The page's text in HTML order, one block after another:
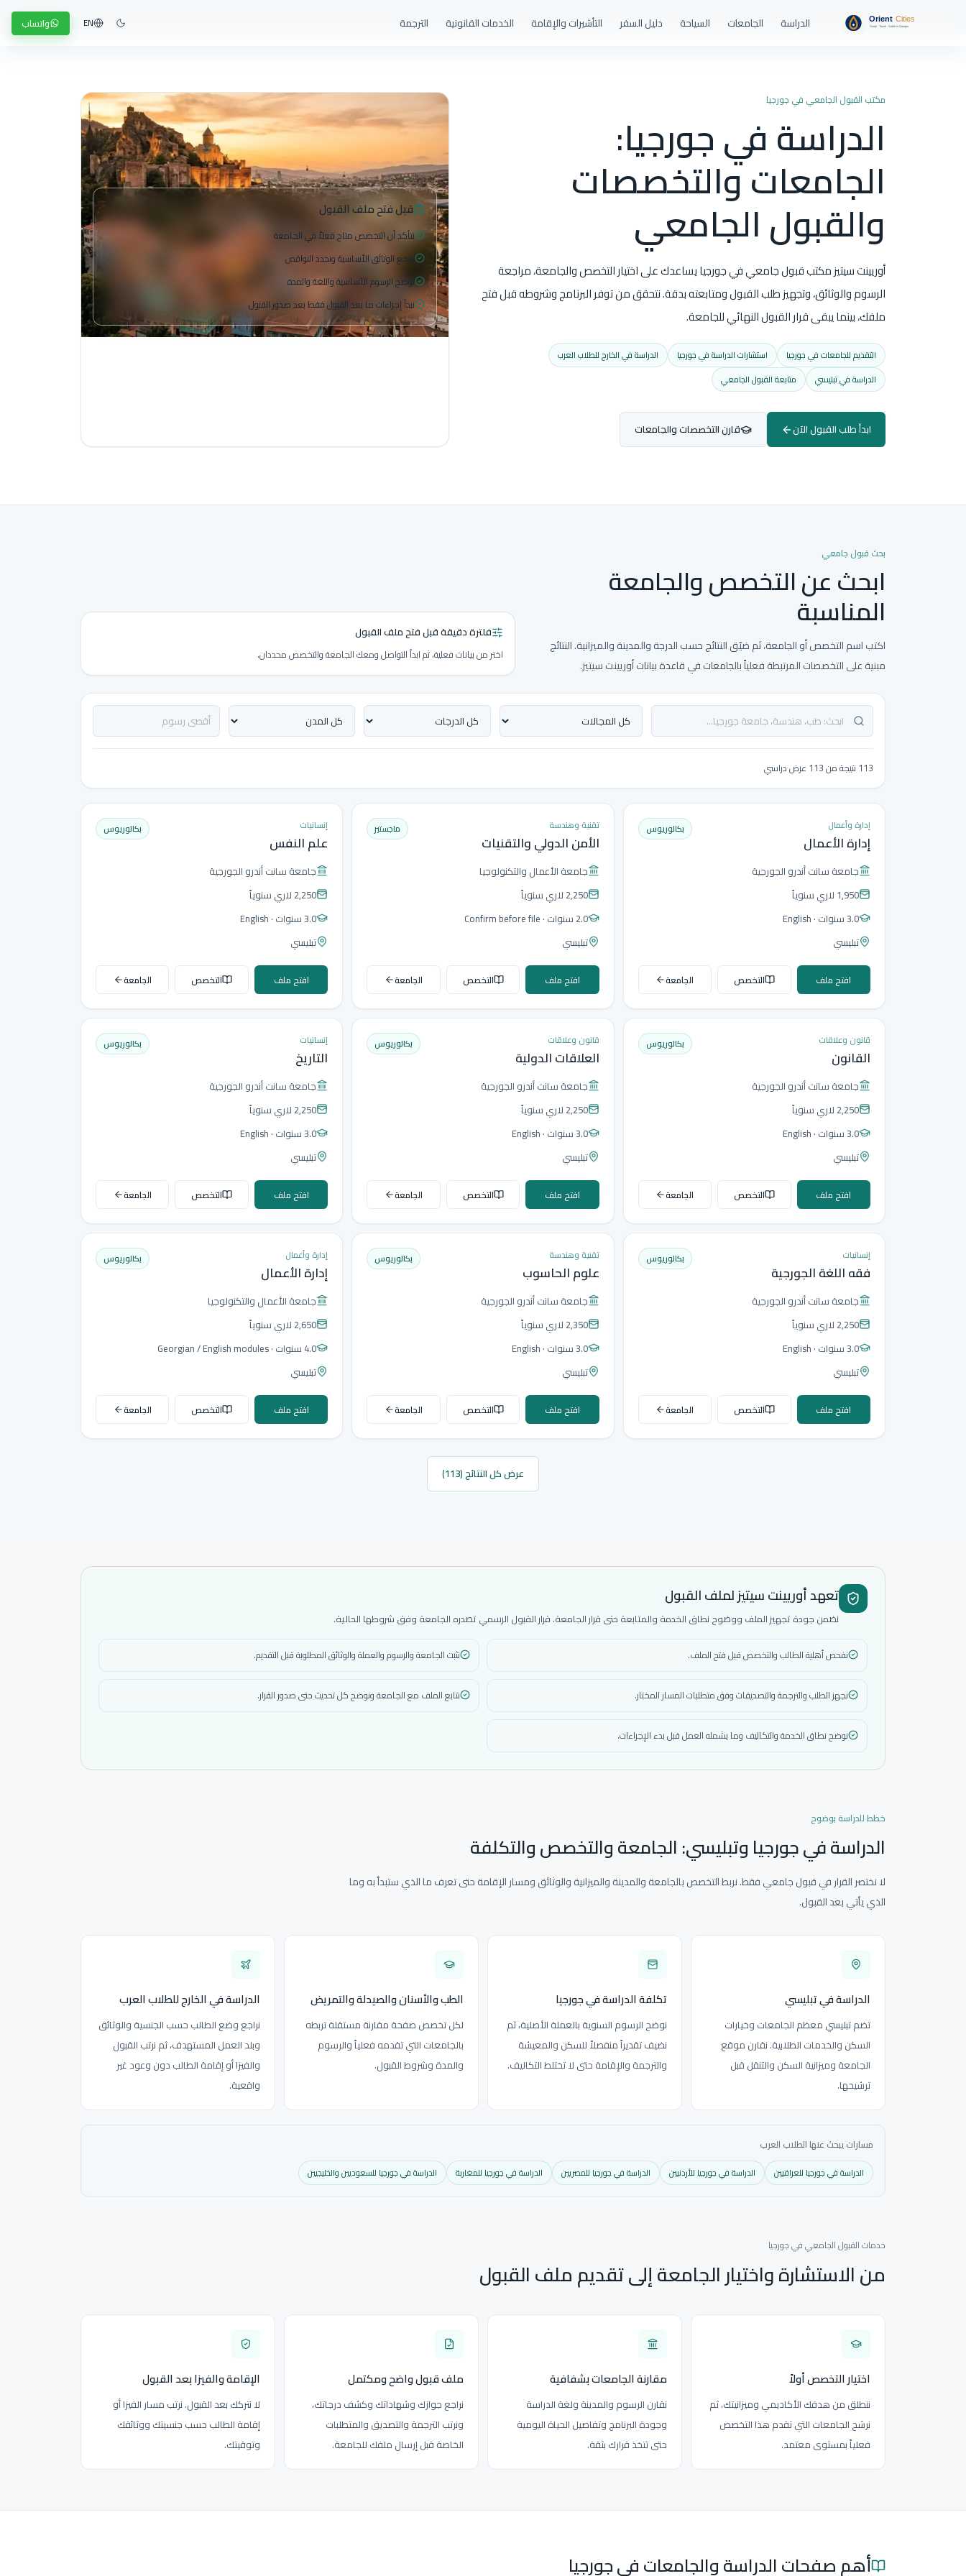
الدراسة الجامعات السياحة دليل السفر التأشيرات والإقامة الخدمات القانونية الترجمة EN واتساب
مكتب القبول الجامعي في جورجيا
الدراسة في جورجيا:
الجامعات والتخصصات
والقبول الجامعي
أوريينت سيتيز مكتب قبول جامعي في جورجيا يساعدك على اختيار التخصص والجامعة، مراجعة
الرسوم والوثائق، وتجهيز طلب القبول ومتابعته بدقة. نتحقق من توفر البرنامج وشروطه قبل فتح
ملفك، بينما يبقى قرار القبول النهائي للجامعة.
التقديم للجامعات في جورجيا استشارات الدراسة في جورجيا
الدراسة في الخارج للطلاب العرب
الدراسة في تبليسي
متابعة القبول الجامعي
ابدأ طلب القبول الآن قارن التخصصات والجامعات
قبل فتح ملف القبول
نتأكد أن التخصص متاح فعلاً في الجامعة
نراجع الوثائق الأساسية ونحدد النواقص
نوضح الرسوم الأساسية واللغة والمدة
نبدأ إجراءات ما بعد القبول فقط بعد صدور القبول
بحث قبول جامعي
ابحث عن التخصص والجامعة
المناسبة
اكتب اسم التخصص أو الجامعة، ثم ضيّق النتائج حسب الدرجة والمدينة والميزانية. النتائج
مبنية على التخصصات المرتبطة فعلياً بالجامعات في قاعدة بيانات أوريينت سيتيز.
فلترة دقيقة قبل فتح ملف القبول
اختر من بيانات فعلية، ثم ابدأ التواصل ومعك الجامعة والتخصص محددان.
113 نتيجة من 113 عرض دراسي
إدارة وأعمال
إدارة الأعمال
بكالوريوس
جامعة سانت أندرو الجورجية
1,950 لاري
سنوياً
3.0 سنوات
· English
تبليسي
افتح ملف التخصص الجامعة
تقنية وهندسة
الأمن الدولي والتقنيات
ماجستير
جامعة الأعمال والتكنولوجيا
2,250 لاري
سنوياً
2.0 سنوات
· Confirm before file
تبليسي
افتح ملف التخصص الجامعة
إنسانيات
علم النفس
بكالوريوس
جامعة سانت أندرو الجورجية
2,250 لاري
سنوياً
3.0 سنوات
· English
تبليسي
افتح ملف التخصص الجامعة
قانون وعلاقات
القانون
بكالوريوس
جامعة سانت أندرو الجورجية
2,250 لاري
سنوياً
3.0 سنوات
· English
تبليسي
افتح ملف التخصص الجامعة
قانون وعلاقات
العلاقات الدولية
بكالوريوس
جامعة سانت أندرو الجورجية
2,250 لاري
سنوياً
3.0 سنوات
· English
تبليسي
افتح ملف التخصص الجامعة
إنسانيات
التاريخ
بكالوريوس
جامعة سانت أندرو الجورجية
2,250 لاري
سنوياً
3.0 سنوات
· English
تبليسي
افتح ملف التخصص الجامعة
إنسانيات
فقه اللغة الجورجية
بكالوريوس
جامعة سانت أندرو الجورجية
2,250 لاري
سنوياً
3.0 سنوات
· English
تبليسي
افتح ملف التخصص الجامعة
تقنية وهندسة
علوم الحاسوب
بكالوريوس
جامعة سانت أندرو الجورجية
2,350 لاري
سنوياً
3.0 سنوات
· English
تبليسي
افتح ملف التخصص الجامعة
إدارة وأعمال
إدارة الأعمال
بكالوريوس
جامعة الأعمال والتكنولوجيا
2,650 لاري
سنوياً
4.0 سنوات
· Georgian / English modules
تبليسي
افتح ملف التخصص الجامعة
عرض كل النتائج (113)
تعهد أوريينت سيتيز لملف القبول
نضمن جودة تجهيز الملف ووضوح نطاق الخدمة والمتابعة حتى قرار الجامعة. قرار القبول الرسمي تصدره الجامعة وفق شروطها الحالية.
نفحص أهلية الطالب والتخصص قبل فتح الملف. نثبت الجامعة والرسوم والعملة والوثائق المطلوبة قبل التقديم.
نجهز الطلب والترجمة والتصديقات وفق متطلبات المسار المختار. نتابع الملف مع الجامعة ونوضح كل تحديث حتى صدور القرار.
نوضح نطاق الخدمة والتكاليف وما يشمله العمل قبل بدء الإجراءات.
خطط للدراسة بوضوح
الدراسة في جورجيا وتبليسي: الجامعة والتخصص والتكلفة
لا نختصر القرار في قبول جامعي فقط. نربط التخصص بالجامعة والمدينة والميزانية والوثائق ومسار الإقامة حتى تعرف ما الذي ستبدأ به وما
الذي يأتي بعد القبول.
الدراسة في تبليسي
تضم تبليسي معظم الجامعات وخيارات
السكن والخدمات الطلابية. نقارن موقع
الجامعة وميزانية السكن والتنقل قبل
ترشيحها.
تكلفة الدراسة في جورجيا
نوضح الرسوم السنوية بالعملة الأصلية، ثم
نضيف تقديراً منفصلاً للسكن والمعيشة
والترجمة والإقامة حتى لا تختلط التكاليف.
الطب والأسنان والصيدلة والتمريض
لكل تخصص صفحة مقارنة مستقلة تربطه
بالجامعات التي تقدمه فعلياً والرسوم
والمدة وشروط القبول.
الدراسة في الخارج للطلاب العرب
نراجع وضع الطالب حسب الجنسية والوثائق
وبلد العمل المستهدف، ثم نرتب القبول
والفيزا أو إقامة الطالب دون وعود غير
واقعية.
مسارات يبحث عنها الطلاب العرب
الدراسة في جورجيا للعراقيين الدراسة في جورجيا للأردنيين الدراسة في جورجيا للمصريين الدراسة في جورجيا للمغاربة الدراسة في جورجيا للسعوديين والخليجيين
خدمات القبول الجامعي في جورجيا
من الاستشارة واختيار الجامعة إلى تقديم ملف القبول
اختيار التخصص أولاً
ننطلق من هدفك الأكاديمي وميزانيتك، ثم
نرشح الجامعات التي تقدم هذا التخصص
فعلياً بمستوى معتمد.
مقارنة الجامعات بشفافية
نقارن الرسوم والمدينة ولغة الدراسة
وجودة البرنامج وتفاصيل الحياة اليومية
حتى تتخذ قرارك بثقة.
ملف قبول واضح ومكتمل
نراجع جوازك وشهاداتك وكشف درجاتك،
ونرتب الترجمة والتصديق والمتطلبات
الخاصة قبل إرسال ملفك للجامعة.
الإقامة والفيزا بعد القبول
لا نتركك بعد القبول. نرتب مسار الفيزا أو
إقامة الطالب حسب جنسيتك ووثائقك
وتوقيتك.
أهم صفحات الدراسة والجامعات في جورجيا